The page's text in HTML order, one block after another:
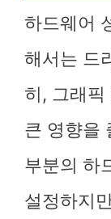
하드웨어
해서는 드
히, 그래픽
큰 영향을
부분의 하
설정하지